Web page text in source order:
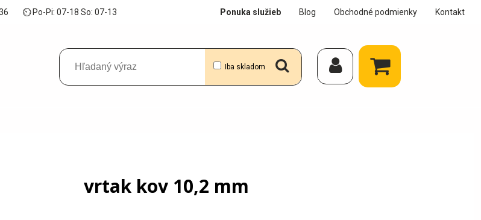
⏲ Po-Pi: 07-18 So: 07-13
Iba skladom
Ponuka služieb Blog Obchodné podmienky Kontakt
vrtak kov 10,2 mm